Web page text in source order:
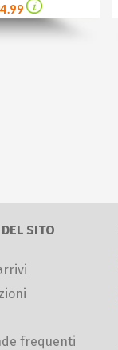
SITO
frequenti